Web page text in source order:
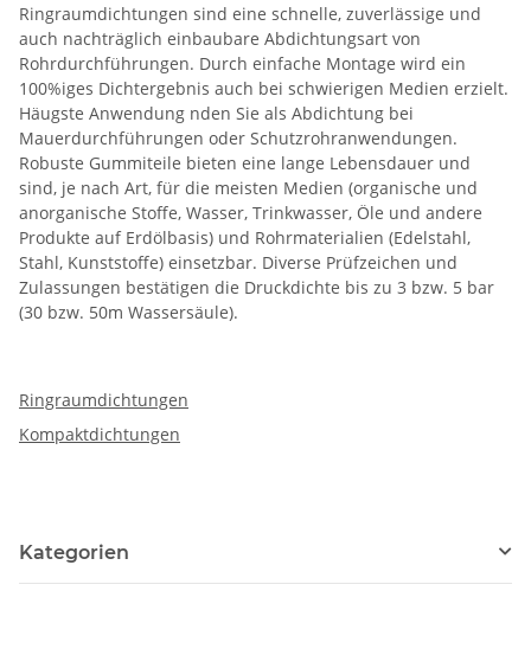
Ringraumdichtungen sind eine schnelle, zuverlässige und
auch nachträglich einbaubare Abdichtungsart von
Rohrdurchführungen. Durch einfache Montage wird ein
100%iges Dichtergebnis auch bei schwierigen Medien erzielt.
Häugste Anwendung nden Sie als Abdichtung bei
Mauerdurchführungen oder Schutzrohranwendungen.
Robuste Gummiteile bieten eine lange Lebensdauer und
sind, je nach Art, für die meisten Medien (organische und
anorganische Stoffe, Wasser, Trinkwasser, Öle und andere
Produkte auf Erdölbasis) und Rohrmaterialien (Edelstahl,
Stahl, Kunststoffe) einsetzbar. Diverse Prüfzeichen und
Zulassungen bestätigen die Druckdichte bis zu 3 bzw. 5 bar
(30 bzw. 50m Wassersäule).
Ringraumdichtungen
Kompaktdichtungen
Kategorien